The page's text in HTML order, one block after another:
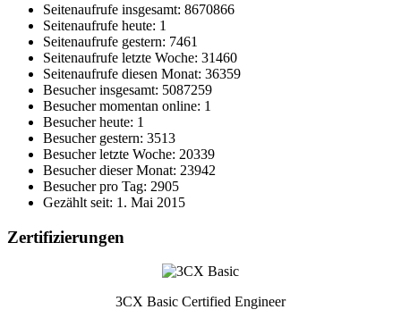
Seitenaufrufe insgesamt: 8670866
Seitenaufrufe heute: 1
Seitenaufrufe gestern: 7461
Seitenaufrufe letzte Woche: 31460
Seitenaufrufe diesen Monat: 36359
Besucher insgesamt: 5087259
Besucher momentan online: 1
Besucher heute: 1
Besucher gestern: 3513
Besucher letzte Woche: 20339
Besucher dieser Monat: 23942
Besucher pro Tag: 2905
Gezählt seit: 1. Mai 2015
Zertifizierungen
3CX Basic Certified Engineer